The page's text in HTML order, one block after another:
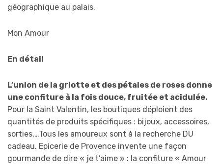
géographique au palais.
Mon Amour
En détail
L’union de la griotte et des pétales de roses donne
une confiture à la fois douce, fruitée et acidulée.
Pour la Saint Valentin, les boutiques déploient des
quantités de produits spécifiques : bijoux, accessoires,
sorties,…Tous les amoureux sont à la recherche DU
cadeau. Epicerie de Provence invente une façon
gourmande de dire « je t’aime » : la confiture « Amour